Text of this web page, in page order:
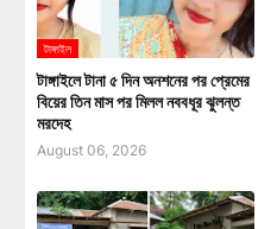
টাঙ্গাইল
টাঙ্গাইলে টানা ৫ দিন অনশনের পর প্রেমের
বিয়ের তিন মাস পর মিলল নববধূর ঝুলন্ত
মরদেহ
August 06, 2026